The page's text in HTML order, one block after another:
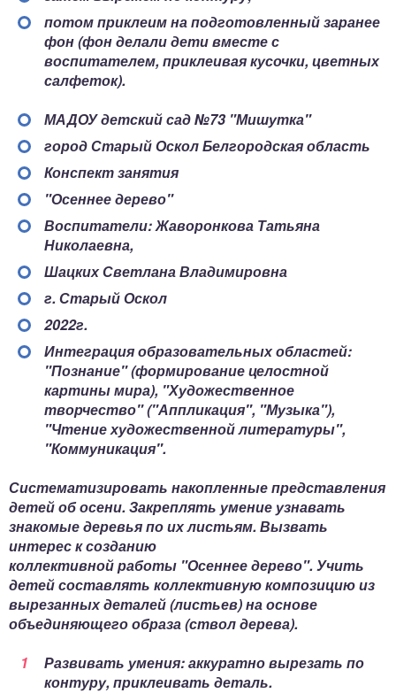
потом приклеим на подготовленный заранее
фон (фон делали дети вместе с
воспитателем, приклеивая кусочки, цветных
салфеток).
МАДОУ детский сад №73 "Мишутка"
город Старый Оскол Белгородская область
Конспект занятия
"Осеннее дерево"
Воспитатели: Жаворонкова Татьяна
Николаевна,
Шацких Светлана Владимировна
г. Старый Оскол
2022г.
Интеграция образовательных областей:
"Познание" (формирование целостной
картины мира), "Художественное
творчество" ("Аппликация", "Музыка"),
"Чтение художественной литературы",
"Коммуникация".
Систематизировать накопленные представления
детей об осени. Закреплять умение узнавать
знакомые деревья по их листьям. Вызвать
интерес к созданию
коллективной работы "Осеннее дерево". Учить
детей составлять коллективную композицию из
вырезанных деталей (листьев) на основе
объединяющего образа (ствол дерева).
Развивать умения: аккуратно вырезать по
контуру, приклеивать деталь.